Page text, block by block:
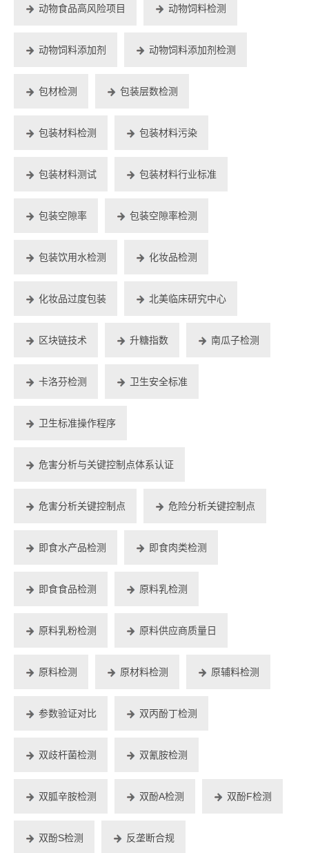
动物食品高风险项目 动物饲料检测
动物饲料添加剂 动物饲料添加剂检测
包材检测 包装层数检测
包装材料检测 包装材料污染
包装材料测试 包装材料行业标准
包装空隙率 包装空隙率检测
包装饮用水检测 化妆品检测
化妆品过度包装 北美临床研究中心
区块链技术 升糖指数 南瓜子检测
卡洛芬检测 卫生安全标准
卫生标准操作程序
危害分析与关键控制点体系认证
危害分析关键控制点 危险分析关键控制点
即食水产品检测 即食肉类检测
即食食品检测 原料乳检测
原料乳粉检测 原料供应商质量日
原料检测 原材料检测 原辅料检测
参数验证对比 双丙酚丁检测
双歧杆菌检测 双氰胺检测
双胍辛胺检测 双酚A检测 双酚F检测
双酚S检测 反垄断合规